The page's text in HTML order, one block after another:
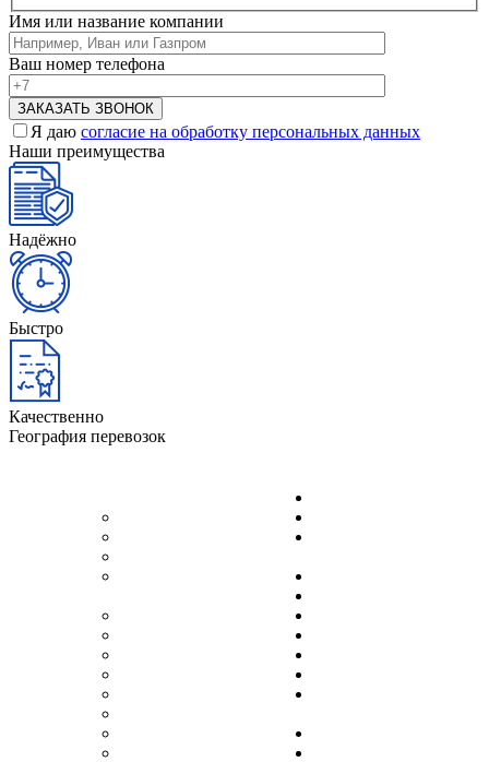
Имя или название компании
Ваш номер телефона
Я даю согласие на обработку персональных данных
Наши преимущества
Надёжно
Быстро
Качественно
География перевозок